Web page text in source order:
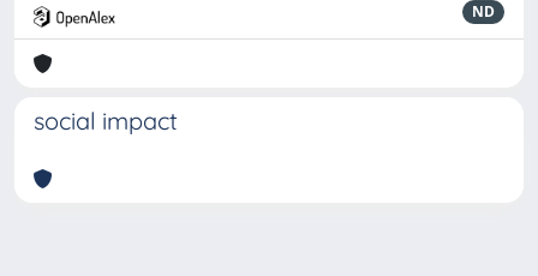
ND
social impact